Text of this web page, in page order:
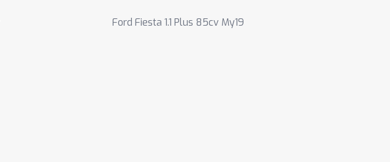
Ford Fiesta 1.1 Plus 85cv My19